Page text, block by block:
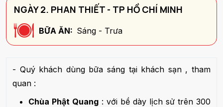
NGÀY 2. PHAN THIẾT - TP HỒ CHÍ MINH
BỮA ĂN: Sáng - Trưa
- Quý khách dùng bữa sáng tại khách sạn , tham
quan :
Chùa Phật Quang : với bề dày lịch sử trên 300